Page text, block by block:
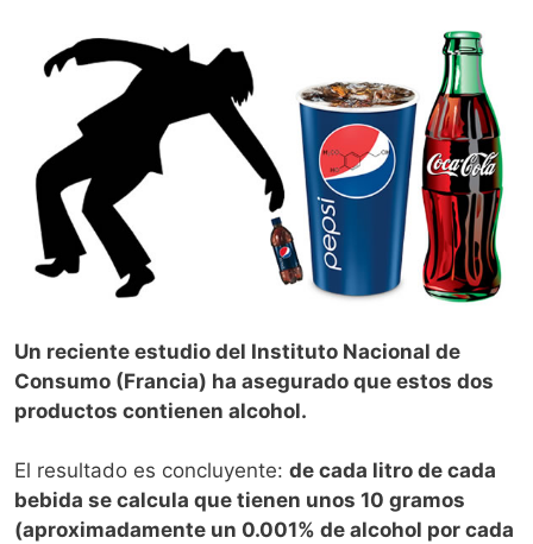
Un reciente estudio del Instituto Nacional de
Consumo (Francia) ha asegurado que estos dos
productos contienen alcohol.
El resultado es concluyente: de cada litro de cada
bebida se calcula que tienen unos 10 gramos
(aproximadamente un 0.001% de alcohol por cada